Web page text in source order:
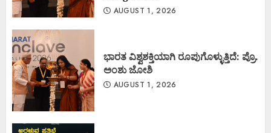
AUGUST 1, 2026
ಭಾರತ ವಿಶ್ವಶಕ್ತಿಯಾಗಿ ರೂಪುಗೊಳ್ಳುತ್ತಿದೆ: ಪ್ರೊ.
ಅಂಶು ಜೋಶಿ
AUGUST 1, 2026